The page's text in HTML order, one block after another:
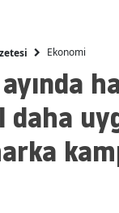
Ekonomi